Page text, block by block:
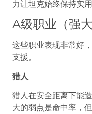
力让坦克始终保持实用
A级职业（强大
这些职业表现非常好
支援。
猎人
猎人在安全距离下能
大的弱点是命中率，